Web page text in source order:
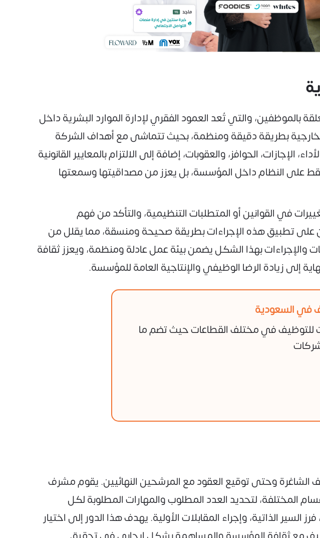
بالموظفين، والتي تُعد العمود الفقري لإدارة الموارد البشرية داخل
بطريقة دقيقة ومنظمة، بحيث تتماشى مع أهداف الشركة
الحوافز، والعقوبات، إضافة إلى الالتزام بالمعايير القانونية
على النظام داخل المؤسسة، بل يعزز من مصداقيتها وسمعتها
في القوانين أو المتطلبات التنظيمية، والتأكد من فهم
تطبيق هذه الإجراءات بطريقة صحيحة ومنسقة، مما يقلل من
والإجراءات بهذا الشكل يضمن بيئة عمل عادلة ومنظمة، ويعزز ثقافة
إلى زيادة الرضا الوظيفي والإنتاجية العامة للمؤسسة.
في السعودية
للتوظيف في مختلف القطاعات حيث تضم ما
الشاغرة وحتى توقيع العقود مع المرشحين النهائيين. يقوم مشرف
المختلفة، لتحديد العدد المطلوب والمهارات المطلوبة لكل
الذاتية، وإجراء المقابلات الأولية. يهدف هذا الدور إلى اختيار